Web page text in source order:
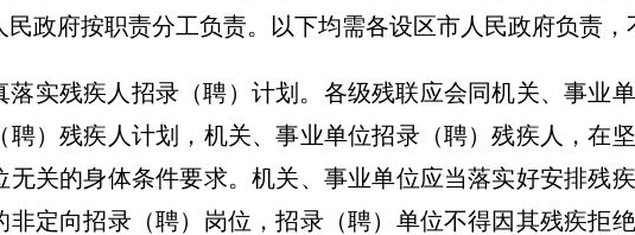
民政府按职责分工负责。以下均需各设区市人民政府负责，
落实残疾人招录（聘）计划。 各级残联应会同机关、事业
聘）残疾人计划，机关、事业单位招录（聘）残疾人，在
无关的身体条件要求。机关、事业单位应当落实好安排残
非定向招录（聘）岗位，招录（聘）单位不得因其残疾拒绝